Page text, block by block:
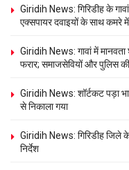
Giridih News: गिरिडीह के
एक्सपायर दवाइयों के साथ कमरे
Giridih News: गावां में
फरार; समाजसेवियों और पुलिस
Giridih News: शॉर्टकट पड़ा
से निकाला गया
Giridih News: गिरिडीह जिले
निर्देश